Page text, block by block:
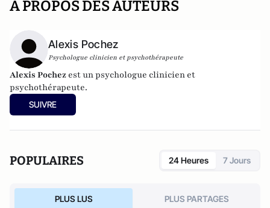
A PROPOS DES AUTEURS
Alexis Pochez
Psychologue clinicien et psychothérapeute
Alexis Pochez est un psychologue clinicien et
psychothérapeute.
SUIVRE
POPULAIRES 24 Heures 7 Jours
PLUS LUS PLUS PARTAGES